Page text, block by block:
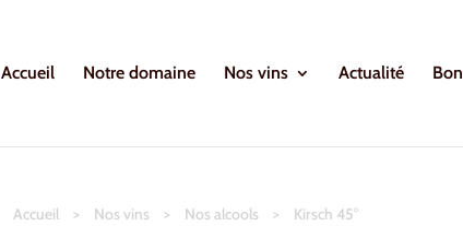
Accueil Notre domaine Nos vins Actualité
Accueil > Nos vins > Nos alcools > Kirsch 45°